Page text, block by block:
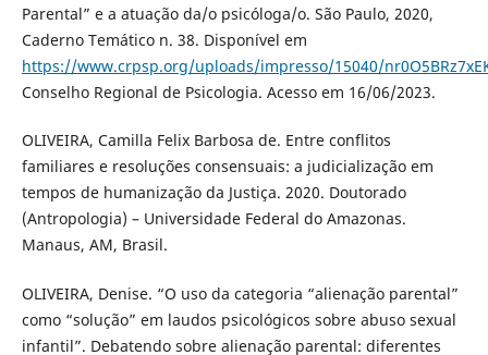
Parental” e a atuação da/o psicóloga/o. São Paulo, 2020,
Caderno Temático n. 38. Disponível em
https://www.crpsp.org/uploads/impresso/15040/
Conselho Regional de Psicologia. Acesso em 16/06/2023.
OLIVEIRA, Camilla Felix Barbosa de. Entre conflitos
familiares e resoluções consensuais: a judicialização em
tempos de humanização da Justiça. 2020. Doutorado
(Antropologia) – Universidade Federal do Amazonas.
Manaus, AM, Brasil.
OLIVEIRA, Denise. “O uso da categoria “alienação parental”
como “solução” em laudos psicológicos sobre abuso sexual
infantil”. Debatendo sobre alienação parental: diferentes